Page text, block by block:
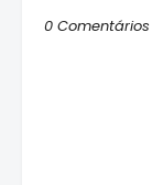
0 Comentários